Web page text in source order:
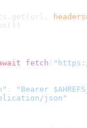
headers
fetch ( "
: "Bearer
json"